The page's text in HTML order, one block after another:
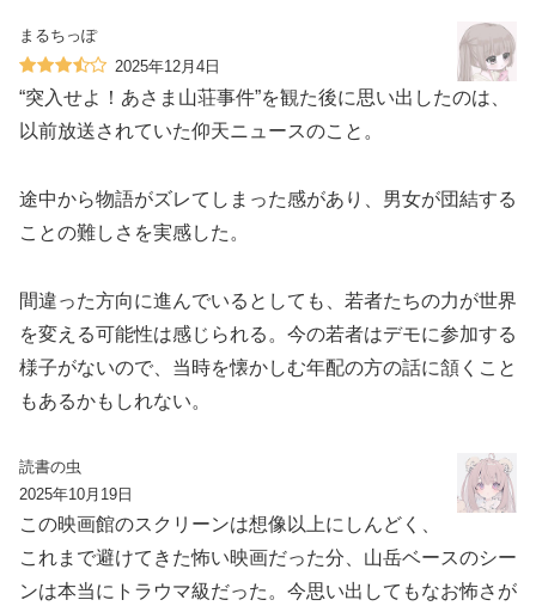
まるちっぽ
2025年12月4日
“突入せよ！あさま山荘事件”を観た後に思い出したのは、
以前放送されていた仰天ニュースのこと。
途中から物語がズレてしまった感があり、男女が団結する
ことの難しさを実感した。
間違った方向に進んでいるとしても、若者たちの力が世界
を変える可能性は感じられる。今の若者はデモに参加する
様子がないので、当時を懐かしむ年配の方の話に頷くこと
もあるかもしれない。
読書の虫
2025年10月19日
この映画館のスクリーンは想像以上にしんどく、
これまで避けてきた怖い映画だった分、山岳ベースのシー
ンは本当にトラウマ級だった。今思い出してもなお怖さが